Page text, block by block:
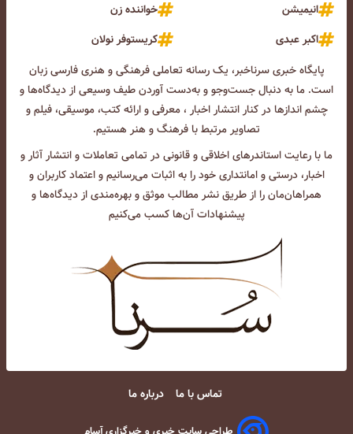
انیمیشن
خواننده زن
اکبر عبدی
کریستوفر نولان
پایگاه خبری سرناخبر، یک رسانه تعاملی فرهنگی و هنری فارسی زبان
است. ما به دنبال جست‌و‌جو و به‌دست آوردن طیف وسیعی از دیدگاه‌ها و
چشم انداز‌ها در کنار انتشار اخبار ، معرفی و ارائه کتب، موسیقی، فیلم و
تصاویر مرتبط با فرهنگ و هنر هستیم.
ما با رعایت استاندرهای اخلاقی و قانونی در تمامی تعاملات و انتشار آثار و
اخبار، درستی و امانتداری خود را به اثبات می‌رسانیم و اعتماد کاربران و
همراهان‌مان را از طریق نشر مطالب موثق و بهره‌مندی از دیدگاه‌ها و
پیشنهادات آن‌ها کسب می‌کنیم
تماس با ما درباره ما